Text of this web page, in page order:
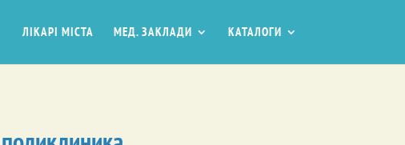
ЛІКАРІ МІСТА МЕД. ЗАКЛАДИ КАТАЛОГИ